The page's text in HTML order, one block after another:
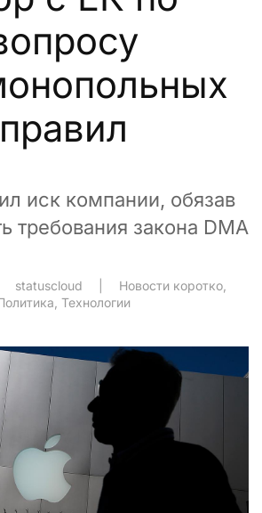
правил
иск компании, обязав
требования закона DMA
statuscloud Новости коротко,
Технологии